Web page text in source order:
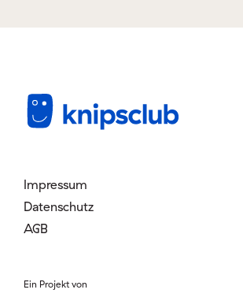
Impressum
Datenschutz
AGB
Ein Projekt von